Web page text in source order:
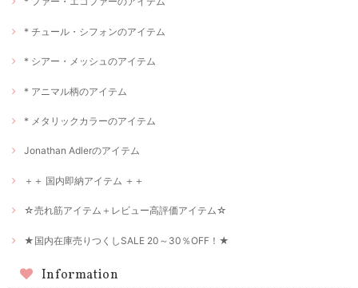
* チュール・シフォンのアイテム
* シアー・メッシュのアイテム
* アニマル柄のアイテム
* メタリックカラーのアイテム
Jonathan Adlerのアイテム
＋＋ 国内即納アイテム ＋＋
☆売れ筋アイテム＋レビュー高評価アイテム☆
★国内在庫売りつくしSALE 20～30％OFF！★
Information